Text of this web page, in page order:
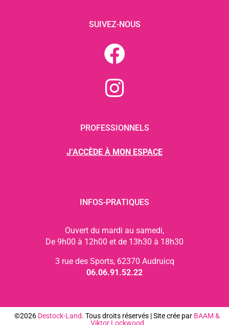
SUIVEZ-NOUS
PROFESSIONNELS
J’ACCÈDE À MON ESPACE
INFOS-PRATIQUES
Ouvert du mardi au samedi,
De 9h00 à 12h00 et de 13h30 à 18h30
3 rue des Sports, 62370 Audruicq
06.06.91.52.22
©2026 Destock-Land. Tous droits réservés | Site crée par BAAM &
Viktor Lockwood